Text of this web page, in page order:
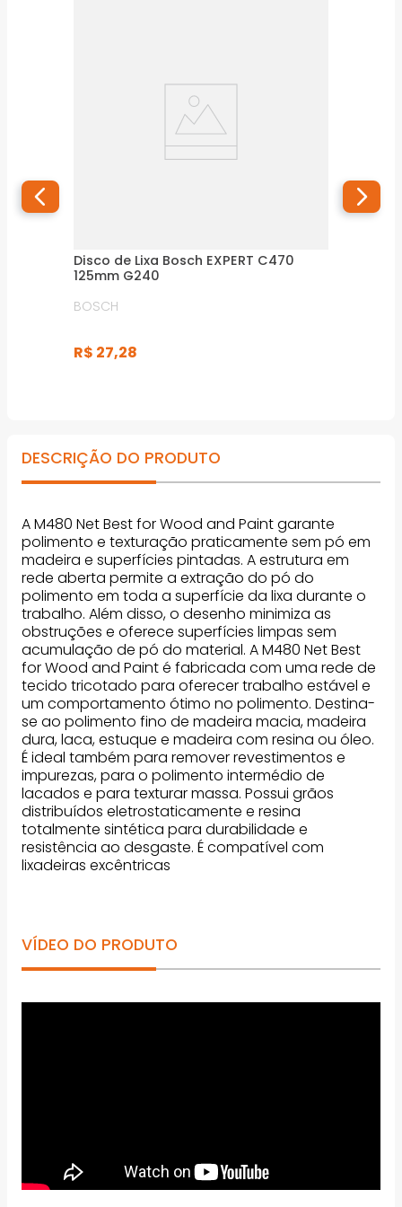
Disco de Lixa Bosch EXPERT C470
125mm G240
BOSCH
R$ 27,28
DESCRIÇÃO DO PRODUTO
A M480 Net Best for Wood and Paint garante
polimento e texturação praticamente sem pó em
madeira e superfícies pintadas. A estrutura em
rede aberta permite a extração do pó do
polimento em toda a superfície da lixa durante o
trabalho. Além disso, o desenho minimiza as
obstruções e oferece superfícies limpas sem
acumulação de pó do material. A M480 Net Best
for Wood and Paint é fabricada com uma rede de
tecido tricotado para oferecer trabalho estável e
um comportamento ótimo no polimento. Destina-
se ao polimento fino de madeira macia, madeira
dura, laca, estuque e madeira com resina ou óleo.
É ideal também para remover revestimentos e
impurezas, para o polimento intermédio de
lacados e para texturar massa. Possui grãos
distribuídos eletrostaticamente e resina
totalmente sintética para durabilidade e
resistência ao desgaste. É compatível com
lixadeiras excêntricas
VÍDEO DO PRODUTO